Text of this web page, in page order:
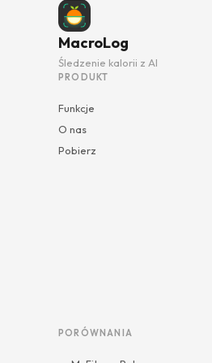
MacroLog
Śledzenie kalorii z AI
PRODUKT
Funkcje
O nas
Pobierz
PORÓWNANIA